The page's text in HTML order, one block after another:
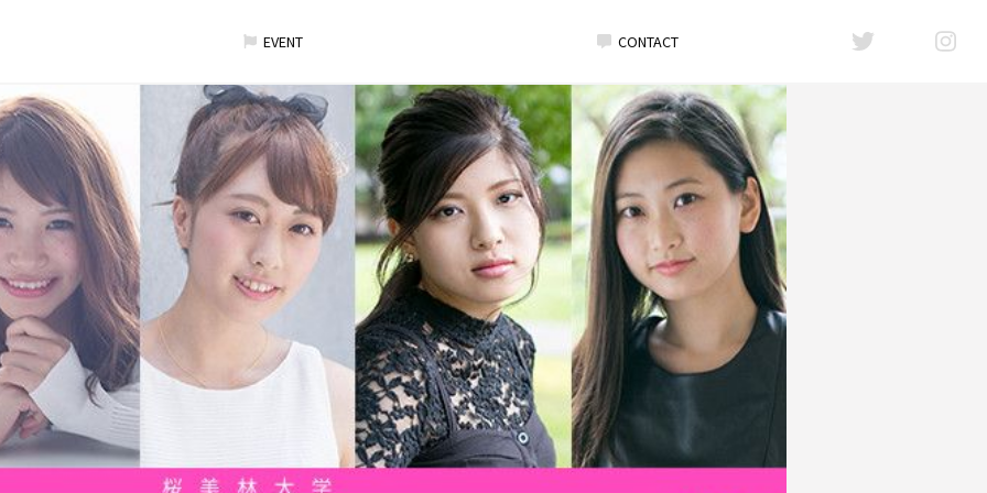
EVENT CONTACT